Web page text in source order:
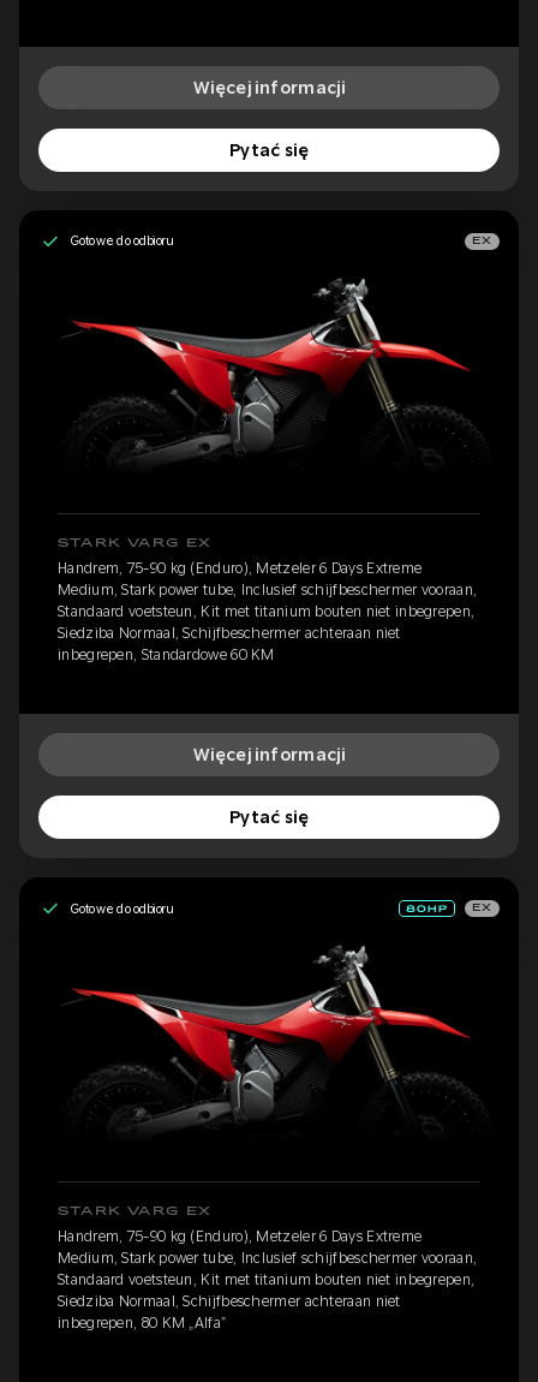
Więcej informacji
Pytać się
Gotowe do odbioru EX
STARK VARG EX
Handrem, 75-90 kg (Enduro), Metzeler 6 Days Extreme
Medium, Stark power tube, Inclusief schijfbeschermer vooraan,
Standaard voetsteun, Kit met titanium bouten niet inbegrepen,
Siedziba Normaal, Schijfbeschermer achteraan niet
inbegrepen, Standardowe 60 KM
Więcej informacji
Pytać się
Gotowe do odbioru EX
STARK VARG EX
Handrem, 75-90 kg (Enduro), Metzeler 6 Days Extreme
Medium, Stark power tube, Inclusief schijfbeschermer vooraan,
Standaard voetsteun, Kit met titanium bouten niet inbegrepen,
Siedziba Normaal, Schijfbeschermer achteraan niet
inbegrepen, 80 KM „Alfa”